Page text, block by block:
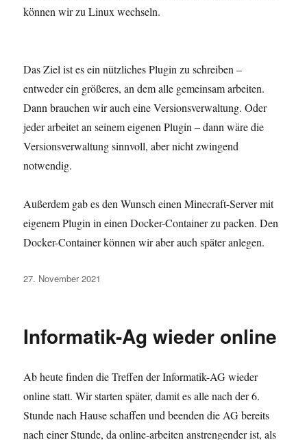
können wir zu Linux wechseln.
Das Ziel ist es ein nützliches Plugin zu schreiben –
entweder ein größeres, an dem alle gemeinsam arbeiten.
Dann brauchen wir auch eine Versionsverwaltung. Oder
jeder arbeitet an seinem eigenen Plugin – dann wäre die
Versionsverwaltung sinnvoll, aber nicht zwingend
notwendig.
Außerdem gab es den Wunsch einen Minecraft-Server mit
eigenem Plugin in einen Docker-Container zu packen. Den
Docker-Container können wir aber auch später anlegen.
Veröffentlicht
27. November 2021
Informatik-Ag wieder online
Ab heute finden die Treffen der Informatik-AG wieder
online statt. Wir starten später, damit es alle nach der 6.
Stunde nach Hause schaffen und beenden die AG bereits
nach einer Stunde, da online-arbeiten anstrengender ist, als